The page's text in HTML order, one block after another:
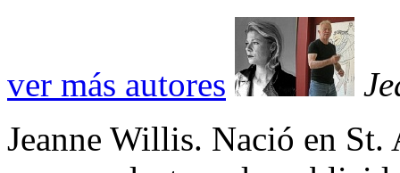
ver más autores
Jeanne Willis. Nació en St.